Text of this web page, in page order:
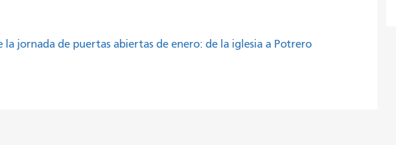
la jornada de puertas abiertas de enero: de la iglesia a Potrero